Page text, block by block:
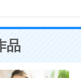
品